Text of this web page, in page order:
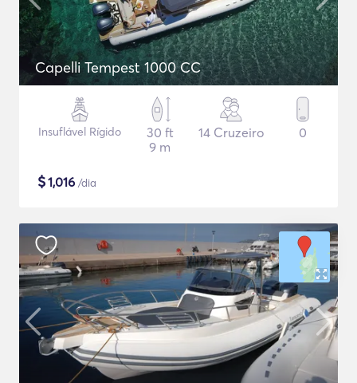
Capelli Tempest 1000 CC
Insuflável Rígido
30 ft
9 m
14 Cruzeiro 0
$1,016 /dia